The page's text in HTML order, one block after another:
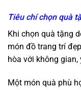
Tiêu chí chọn quà
Khi chọn quà tặng
món đồ trang trí
hòa với không
Một món quà phù